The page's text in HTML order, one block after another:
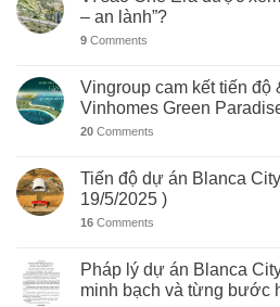
– an lành”?
9 Comments
Vingroup cam kết tiến
Vinhomes Green
20 Comments
Tiến độ dự án Blanca
19/5/2025 )
16 Comments
Pháp lý dự án Blanca
minh bạch và từng bước